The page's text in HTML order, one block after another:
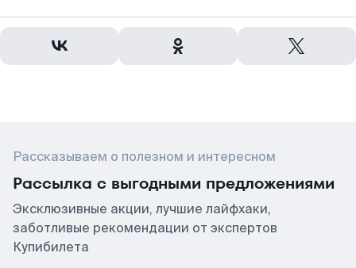
Рассказываем о полезном и интересном
Рассылка с выгодными предложениями
Эксклюзивные акции, лучшие лайфхаки,
заботливые рекомендации от экспертов
Купибилета